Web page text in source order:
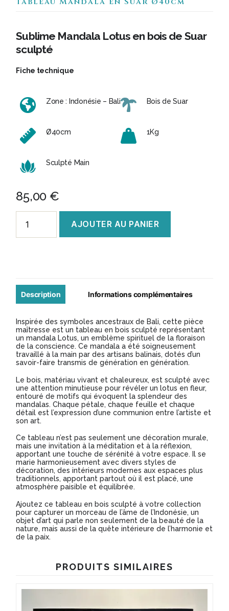
Sublime Mandala Lotus en bois de Suar
sculpté
Fiche technique
Zone : Indonésie – Bali
Ø40cm
Sculpté Main
Bois de Suar
1Kg
85,00 €
Suar
AJOUTER AU PANIER
Description Informations complémentaires
Inspirée des symboles ancestraux de Bali, cette pièce
maîtresse est un tableau en bois sculpté représentant
un mandala Lotus, un emblème spirituel de la floraison
de la conscience. Ce mandala a été soigneusement
travaillé à la main par des artisans balinais, dotés d’un
savoir-faire transmis de génération en génération.
Le bois, matériau vivant et chaleureux, est sculpté avec
une attention minutieuse pour révéler un lotus en fleur,
entouré de motifs qui évoquent la splendeur des
mandalas. Chaque pétale, chaque feuille et chaque
détail est l’expression d’une communion entre l’artiste et
son art.
Ce tableau n’est pas seulement une décoration murale,
mais une invitation à la méditation et à la réflexion,
apportant une touche de sérénité à votre espace. Il se
marie harmonieusement avec divers styles de
décoration, des intérieurs modernes aux espaces plus
traditionnels, apportant partout où il est placé, une
atmosphère paisible et équilibrée.
Ajoutez ce tableau en bois sculpté à votre collection
pour capturer un morceau de l’âme de l’Indonésie, un
objet d’art qui parle non seulement de la beauté de la
nature, mais aussi de la quête intérieure de l’harmonie et
de la paix.
PRODUITS SIMILAIRES